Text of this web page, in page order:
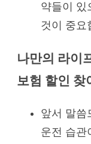
약들이 있
것이 중요
나만의 라이
보험 할인 찾
앞서 말씀
운전 습관